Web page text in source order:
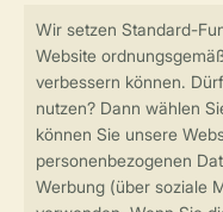
Sicher und
Sichere
Sicheres Bezahlen